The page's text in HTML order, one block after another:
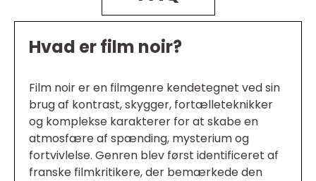
Hvad er film noir?
Film noir er en filmgenre kendetegnet ved sin
brug af kontrast, skygger, fortælleteknikker
og komplekse karakterer for at skabe en
atmosfære af spænding, mysterium og
fortvivlelse. Genren blev først identificeret af
franske filmkritikere, der bemærkede den